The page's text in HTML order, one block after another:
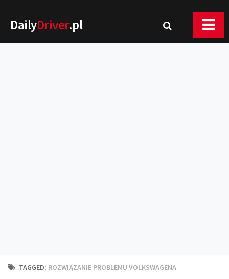
DailyDriver.pl
Technika jazdy
TAGGED: ROZWIĄZANIE PROBLEMU VOLKSWAGENA